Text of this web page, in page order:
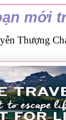
mới
Thượng